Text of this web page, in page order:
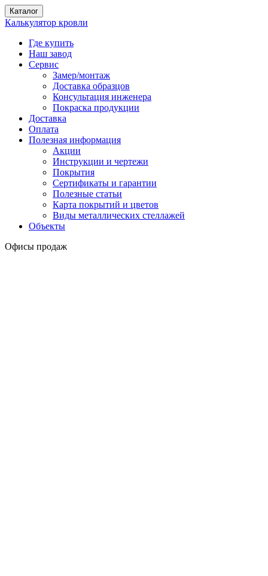
Каталог
Калькулятор кровли
Где купить
Наш завод
Сервис
Замер/монтаж
Доставка образцов
Консультация инженера
Покраска продукции
Доставка
Оплата
Полезная информация
Акции
Инструкции и чертежи
Покрытия
Сертификаты и гарантии
Полезные статьи
Карта покрытий и цветов
Виды металлических стеллажей
Объекты
Офисы продаж